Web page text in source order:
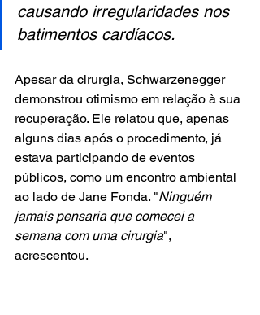
causando irregularidades nos
batimentos cardíacos.
Apesar da cirurgia, Schwarzenegger
demonstrou otimismo em relação à sua
recuperação. Ele relatou que, apenas
alguns dias após o procedimento, já
estava participando de eventos
públicos, como um encontro ambiental
ao lado de Jane Fonda. "Ninguém
jamais pensaria que comecei a
semana com uma cirurgia",
acrescentou.